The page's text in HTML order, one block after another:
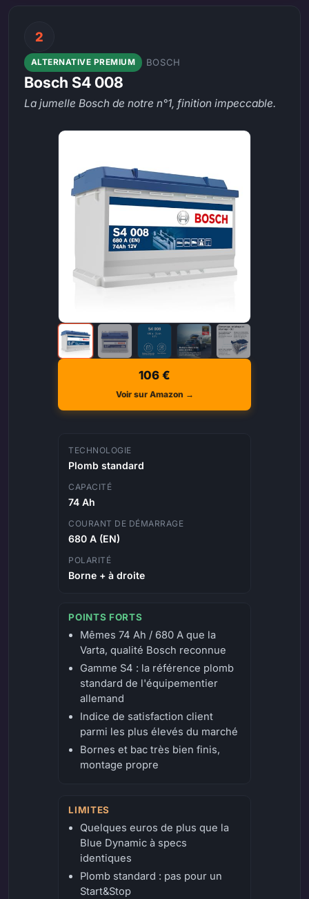
2
ALTERNATIVE PREMIUM BOSCH
Bosch S4 008
La jumelle Bosch de notre n°1, finition impeccable.
106 €
Voir sur Amazon →
TECHNOLOGIE
Plomb standard
CAPACITÉ
74 Ah
COURANT DE DÉMARRAGE
680 A (EN)
POLARITÉ
Borne + à droite
POINTS FORTS
Mêmes 74 Ah / 680 A que la
Varta, qualité Bosch reconnue
Gamme S4 : la référence plomb
standard de l'équipementier
allemand
Indice de satisfaction client
parmi les plus élevés du marché
Bornes et bac très bien finis,
montage propre
LIMITES
Quelques euros de plus que la
Blue Dynamic à specs
identiques
Plomb standard : pas pour un
Start&Stop